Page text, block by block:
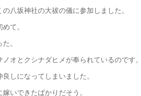
の八坂神社の大祓の儀に参加しました。
て。
。
ノオとクシナダヒメが奉られているのです。
しになってしまいました。
いできたばかりだそう。